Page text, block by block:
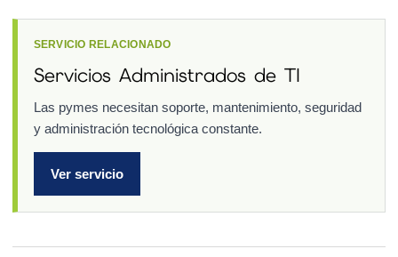
SERVICIO RELACIONADO
Servicios Administrados de TI
Las pymes necesitan soporte, mantenimiento, seguridad
y administración tecnológica constante.
Ver servicio